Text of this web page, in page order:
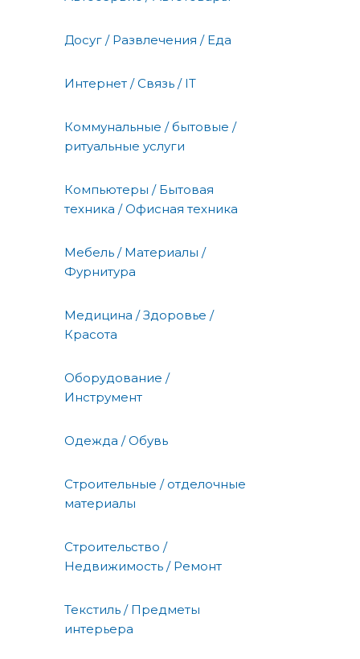
Досуг / Развлечения / Еда
Интернет / Связь / IT
Коммунальные / бытовые /
ритуальные услуги
Компьютеры / Бытовая
техника / Офисная техника
Мебель / Материалы /
Фурнитура
Медицина / Здоровье /
Красота
Оборудование /
Инструмент
Одежда / Обувь
Строительные / отделочные
материалы
Строительство /
Недвижимость / Ремонт
Текстиль / Предметы
интерьера